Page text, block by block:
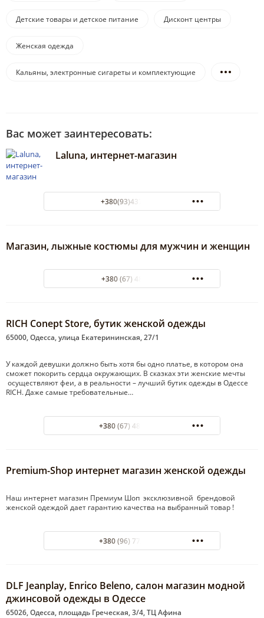
Детские товары и детское питание Дисконт центры
Женская одежда
Кальяны, электронные сигареты и комплектующие
Вас может заинтересовать:
Laluna, интернет-магазин
+380(93)437-37-09
Магазин, лыжные костюмы для мужчин и женщин
+380 (67) 4870328
RICH Conept Store, бутик женской одежды
65000, Одесса, улица Екатерининская, 27/1
У каждой девушки должно быть хотя бы одно платье, в котором она
сможет покорить сердца окружающих. В сказках эти женские мечты
осуществляют феи, а в реальности – лучший бутик одежды в Одессе
RICH. Даже самые требовательные…
+380 (67) 484-19-32
Premium-Shop интернет магазин женской одежды
Наш интернет магазин Премиум Шоп эксклюзивной брендовой
женской одеждой дает гарантию качества на выбранный товар !
+380 (96) 772-52-55
DLF Jeanplay, Enrico Beleno, салон магазин модной
джинсовой одежды в Одессе
65026, Одесса, площадь Греческая, 3/4, ТЦ Афина